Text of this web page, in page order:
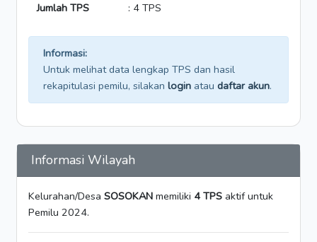
Jumlah TPS : 4 TPS
Informasi:
Untuk melihat data lengkap TPS dan hasil
rekapitulasi pemilu, silakan login atau daftar akun.
Informasi Wilayah
Kelurahan/Desa SOSOKAN memiliki 4 TPS aktif untuk
Pemilu 2024.